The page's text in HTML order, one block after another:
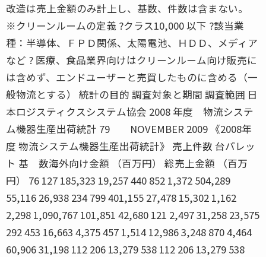
改造は売上金額のみ計上し、基数、件数は含まない。
※クリーンルームの定義 ?クラス10,000 以下 ?該当業
種：半導体、ＦＰＤ関係、太陽電池、ＨＤＤ、メディア
など ? 医療、食品業界向けはクリーンルーム向け販売に
は含めず、エンドユーザーと売買したものに含める（一
般物流とする） 統計の目的 調査対象と期間 調査範囲 日
本ロジスティクスシステム協会 2008 年度 物流システ
ム機器生産出荷統計 79 NOVEMBER 2009 《2008年
度 物流システム機器生産出荷統計》 売上件数 台パレッ
ト 基 数海外向け金額 （百万円） 総売上金額 （百万
円） 76 127 185,323 19,257 440 852 1,372 504,289
55,116 26,938 234 799 401,155 27,478 15,302 1,162
2,298 1,090,767 101,851 42,680 121 2,497 31,258 23,575
292 453 16,663 4,375 457 1,514 12,986 3,248 870 4,464
60,906 31,198 112 206 13,279 538 112 206 13,279 538